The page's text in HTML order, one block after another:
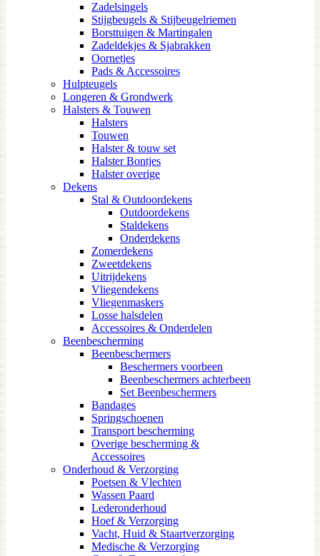
Zadelsingels
Stijgbeugels & Stijbeugelriemen
Borsttuigen & Martingalen
Zadeldekjes & Sjabrakken
Oornetjes
Pads & Accessoires
Hulpteugels
Longeren & Grondwerk
Halsters & Touwen
Halsters
Touwen
Halster & touw set
Halster Bontjes
Halster overige
Dekens
Stal & Outdoordekens
Outdoordekens
Staldekens
Onderdekens
Zomerdekens
Zweetdekens
Uitrijdekens
Vliegendekens
Vliegenmaskers
Losse halsdelen
Accessoires & Onderdelen
Beenbescherming
Beenbeschermers
Beschermers voorbeen
Beenbeschermers achterbeen
Set Beenbeschermers
Bandages
Springschoenen
Transport bescherming
Overige bescherming &
Accessoires
Onderhoud & Verzorging
Poetsen & Vlechten
Wassen Paard
Lederonderhoud
Hoef & Verzorging
Vacht, Huid & Staartverzorging
Medische & Verzorging